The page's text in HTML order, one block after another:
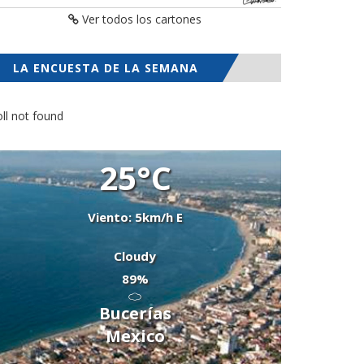
Ver todos los cartones
LA ENCUESTA DE LA SEMANA
not found
25°C
Viento: 5km/h E
Cloudy
89%
Bucerías
Mexico